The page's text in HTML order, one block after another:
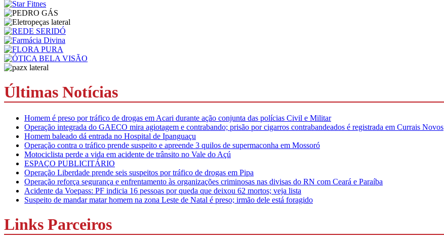
Últimas Notícias
Homem é preso por tráfico de drogas em Acari durante ação conjunta das polícias Civil e Militar
Operação integrada do GAECO mira agiotagem e contrabando; prisão por cigarros contrabandeados é registrada em Currais Novos
Homem baleado dá entrada no Hospital de Ipanguaçu
Operação contra o tráfico prende suspeito e apreende 3 quilos de supermaconha em Mossoró
Motociclista perde a vida em acidente de trânsito no Vale do Açú
ESPAÇO PUBLICITÁRIO
Operação Liberdade prende seis suspeitos por tráfico de drogas em Pipa
Operação reforça segurança e enfrentamento às organizações criminosas nas divisas do RN com Ceará e Paraíba
Acidente da Voepass: PF indicia 16 pessoas por queda que deixou 62 mortos; veja lista
Suspeito de mandar matar homem na zona Leste de Natal é preso; irmão dele está foragido
Links Parceiros